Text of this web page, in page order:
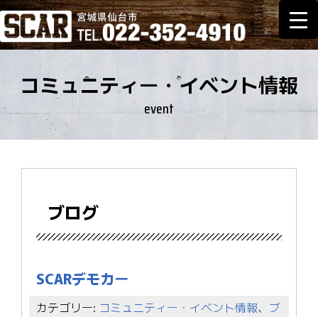
コミュニティー・イベント情報
event
ブログ
SCARデモカー
カテゴリー: コミュニティー・イベント情報、 ブ